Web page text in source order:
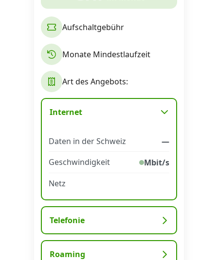
Alle Mobile-Vergleiche
Internet, TV, Telefon
Kombi-Angebote
Aktionen
Über uns
Datenschutz
Aufschaltgebühr
Monate Mindestlaufzeit
Art des Angebots:
Internet
Daten in der Schweiz
—
Geschwindigkeit
Mbit/s
Netz
Telefonie
Roaming